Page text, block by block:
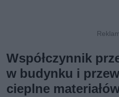
Współczynnik
w budynku i
cieplne